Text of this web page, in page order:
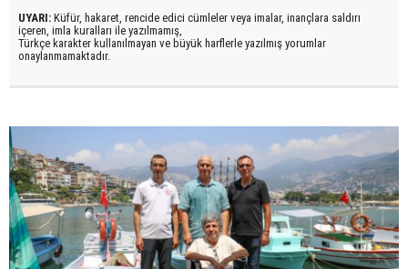
UYARI: Küfür, hakaret, rencide edici cümleler veya imalar, inançlara saldırı
içeren, imla kuralları ile yazılmamış,
Türkçe karakter kullanılmayan ve büyük harflerle yazılmış yorumlar
onaylanmamaktadır.